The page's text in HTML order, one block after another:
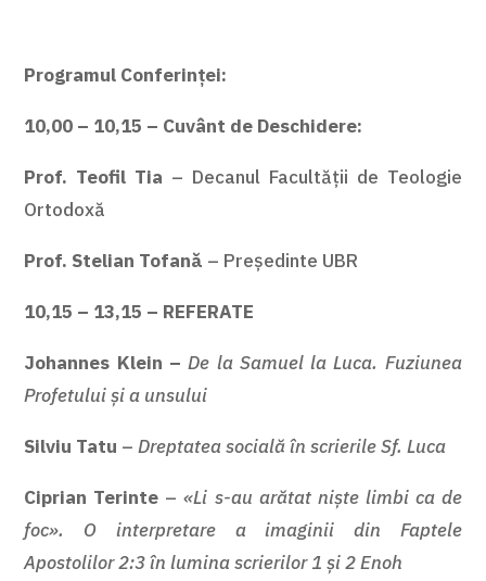
Programul Conferinței:
10,00 – 10,15 – Cuvânt de Deschidere:
Prof. Teofil Tia – Decanul Facultății de Teologie
Ortodoxă
Prof. Stelian Tofană – Președinte UBR
10,15 – 13,15 – REFERATE
Johannes Klein –De la Samuel la Luca. Fuziunea
Profetului și a unsului
Silviu Tatu –Dreptatea socială în scrierile Sf. Luca
Ciprian Terinte –«Li s-au arătat niște limbi ca de
foc». O interpretare a imaginii din Faptele
Apostolilor 2:3 în lumina scrierilor 1 și 2 Enoh